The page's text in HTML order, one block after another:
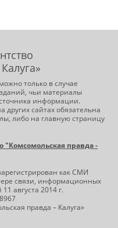
только в случае
чьи материалы
информации.
других сайтах обязательна
либо на главную страницу
"Комсомольская правда -
как СМИ
связи, информационных
августа 2014 г.
правда – Калуга»